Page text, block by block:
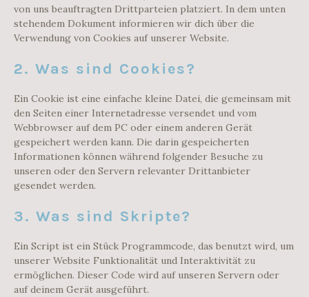
von uns beauftragten Drittparteien platziert. In dem unten
stehendem Dokument informieren wir dich über die
Verwendung von Cookies auf unserer Website.
2. Was sind Cookies?
Ein Cookie ist eine einfache kleine Datei, die gemeinsam mit
den Seiten einer Internetadresse versendet und vom
Webbrowser auf dem PC oder einem anderen Gerät
gespeichert werden kann. Die darin gespeicherten
Informationen können während folgender Besuche zu
unseren oder den Servern relevanter Drittanbieter
gesendet werden.
3. Was sind Skripte?
Ein Script ist ein Stück Programmcode, das benutzt wird, um
unserer Website Funktionalität und Interaktivität zu
ermöglichen. Dieser Code wird auf unseren Servern oder
auf deinem Gerät ausgeführt.